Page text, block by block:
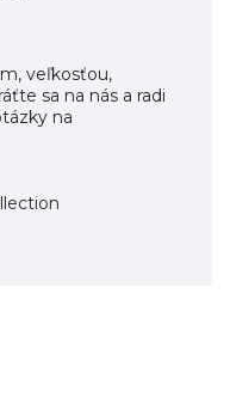
veľkosťou,
sa na nás a radi
na